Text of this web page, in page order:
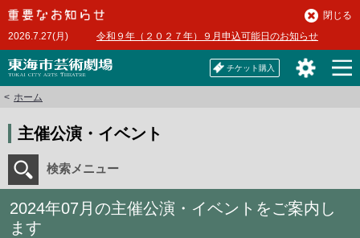
本
文
へ2026.7.27(月) 令和９年（２０２７年）９月申込可能日のお知らせ
閉じる
チケット購入
ホーム
主催公演・イベント
検索メニュー
2024年07月の主催公演・イベントをご案内し
ます